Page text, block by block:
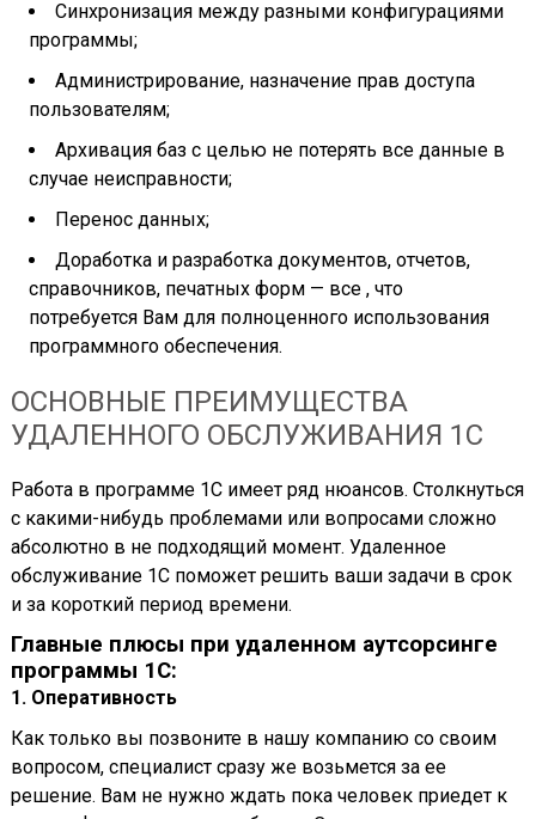
Синхронизация между разными конфигурациями
программы;
Администрирование, назначение прав доступа
пользователям;
Архивация баз с целью не потерять все данные в
случае неисправности;
Перенос данных;
Доработка и разработка документов, отчетов,
справочников, печатных форм — все , что
потребуется Вам для полноценного использования
программного обеспечения.
ОСНОВНЫЕ ПРЕИМУЩЕСТВА
УДАЛЕННОГО ОБСЛУЖИВАНИЯ 1С
Работа в программе 1С имеет ряд нюансов. Столкнуться
с какими-нибудь проблемами или вопросами сложно
абсолютно в не подходящий момент. Удаленное
обслуживание 1С поможет решить ваши задачи в срок
и за короткий период времени.
Главные плюсы при удаленном аутсорсинге
программы 1С:
1. Оперативность
Как только вы позвоните в нашу компанию со своим
вопросом, специалист сразу же возьмется за ее
решение. Вам не нужно ждать пока человек приедет к